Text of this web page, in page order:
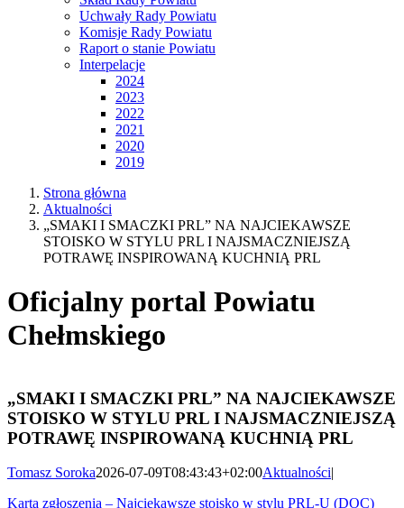
Uchwały Rady Powiatu
Komisje Rady Powiatu
Raport o stanie Powiatu
Interpelacje
2024
2023
2022
2021
2020
2019
Strona główna
Aktualności
„SMAKI I SMACZKI PRL” NA NAJCIEKAWSZE
STOISKO W STYLU PRL I NAJSMACZNIEJSZĄ
POTRAWĘ INSPIROWANĄ KUCHNIĄ PRL
Oficjalny portal Powiatu
Chełmskiego
„SMAKI I SMACZKI PRL” NA NAJCIEKAWSZE
STOISKO W STYLU PRL I NAJSMACZNIEJSZĄ
POTRAWĘ INSPIROWANĄ KUCHNIĄ PRL
Tomasz Soroka2026-07-09T08:43:43+02:00Aktualności|
Karta zgłoszenia – Najciekawsze stoisko w stylu PRL-U (DOC)